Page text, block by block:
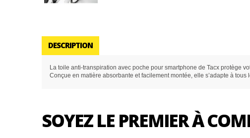
DESCRIPTION
La toile anti-transpiration avec poche pour smartphone de Tacx protège
Conçue en matière absorbante et facilement montée, elle s’adapte à tous
SOYEZ LE PREMIER À